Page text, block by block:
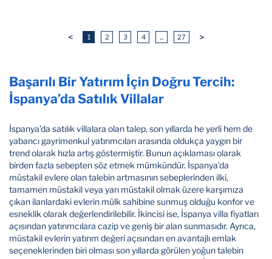
Başarılı Bir Yatırım İçin Doğru Tercih:
İspanya’da Satılık Villalar
İspanya’da satılık villalara olan talep, son yıllarda he yerli hem de
yabancı gayrimenkul yatırımcıları arasında oldukça yaygın bir
trend olarak hızla artış göstermiştir. Bunun açıklaması olarak
birden fazla sebepten söz etmek mümkündür. İspanya’da
müstakil evlere olan talebin artmasının sebeplerinden ilki,
tamamen müstakil veya yarı müstakil olmak üzere karşımıza
çıkan ilanlardaki evlerin mülk sahibine sunmuş olduğu konfor ve
esneklik olarak değerlendirilebilir. İkincisi ise, İspanya villa fiyatları
açısından yatırımcılara cazip ve geniş bir alan sunmasıdır. Ayrıca,
müstakil evlerin yatırım değeri açısından en avantajlı emlak
seçeneklerinden biri olması son yıllarda görülen yoğun talebin
< 1 2 3 4 ... 27 >